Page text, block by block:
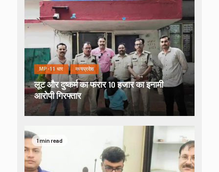
MP-11 धार मध्यप्रदेश
लूट और दुष्कर्म का फरार 10 हजार का इनामी
आरोपी गिरफ्तार
1 min read